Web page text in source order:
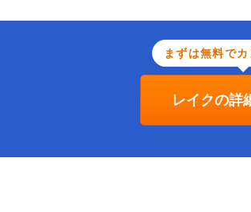
まずは無料で
レイクの詳